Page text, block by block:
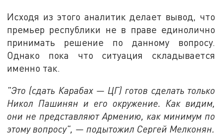
Исходя из этого аналитик делает вывод, что
премьер республики не в праве единолично
принимать решение по данному вопросу.
Однако пока что ситуация складывается
именно так.
"Это (сдать Карабах — ЦГ) готов сделать только
Никол Пашинян и его окружение. Как видим,
они не представляют Армению, как минимум по
этому вопросу", — подытожил Сергей Мелконян.